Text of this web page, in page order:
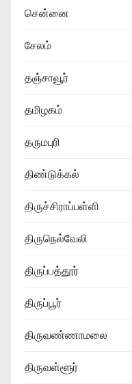
சென்னை
சேலம்
தஞ்சாவூர்
தமிழகம்
தருமபுரி
திண்டுக்கல்
திருச்சிராப்பள்ளி
திருநெல்வேலி
திருப்பத்தூர்
திருப்பூர்
திருவண்ணாமலை
திருவள்ளூர்